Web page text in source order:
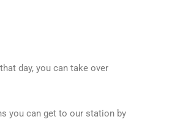
day, you can take over
you can get to our station by